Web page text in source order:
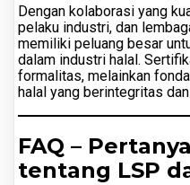
Dengan kolaborasi yang
pelaku industri, dan
memiliki peluang besar
dalam industri halal.
formalitas, melainkan
halal yang berintegritas
FAQ –
tentang LSP